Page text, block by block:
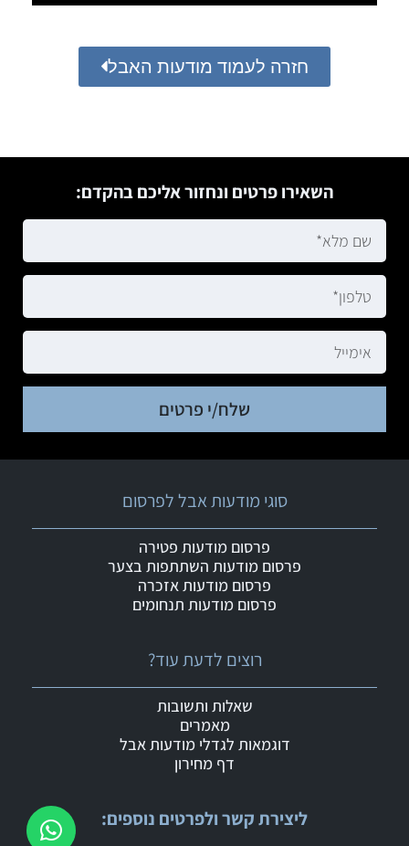
חזרה לעמוד מודעות האבל
השאירו פרטים ונחזור אליכם בהקדם:
שלח/י פרטים
ליצירת קשר ולפרטים נוספים:
רוצים לדעת עוד?
שאלות ותשובות
מאמרים
דוגמאות לגדלי מודעות אבל
דף מחירון
סוגי מודעות אבל לפרסום
פרסום מודעות פטירה
פרסום מודעות השתתפות בצער
פרסום מודעות אזכרה
פרסום מודעות תנחומים